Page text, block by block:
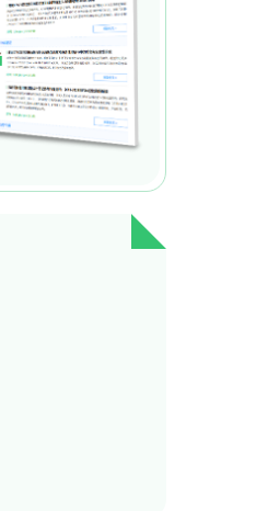
表明纳米抗体在尺寸、
T细胞转导
CD7为靶点，构建了展
证实，该载体能高效、
率极低。在携带人类免
的外周血和脾脏中检测
T生成”策略的治疗
LV。结果显示，与接受
鼠生存期显著延长。分